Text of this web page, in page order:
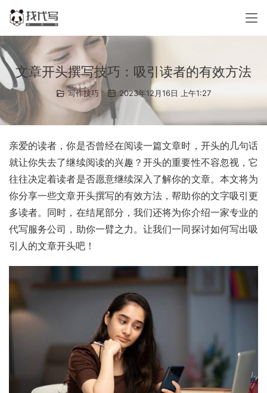
文章开头撰写技巧：吸引读者的有效方法
写作技巧 2023年12月16日 上午1:27
亲爱的读者，你是否曾经在阅读一篇文章时，开头的几句话
就让你失去了继续阅读的兴趣？开头的重要性不容忽视，它
往往决定着读者是否愿意继续深入了解你的文章。本文将为
你分享一些文章开头撰写的有效方法，帮助你的文字吸引更
多读者。同时，在结尾部分，我们还将为你介绍一家专业的
代写服务公司，助你一臂之力。让我们一同探讨如何写出吸
引人的文章开头吧！